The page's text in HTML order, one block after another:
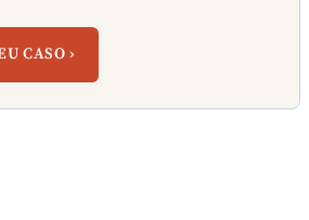
CASO ›